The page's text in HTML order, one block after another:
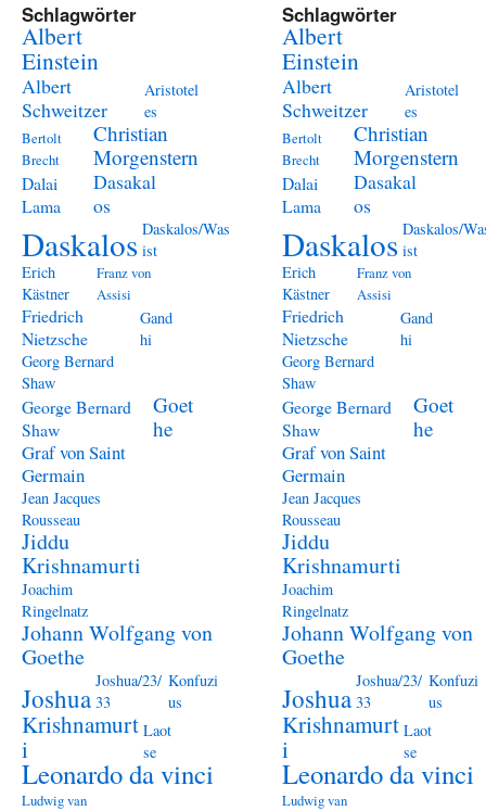
Schlagwörter
Albert
Einstein
Albert
Schweitzer
Aristotel
es
Bertolt
Brecht
Christian
Morgenstern
Dalai
Lama
Dasakal
os
Daskalos Daskalos/Was
ist
Erich
Kästner
Franz von
Assisi
Friedrich
Nietzsche
Gand
hi
Georg Bernard
Shaw
George Bernard
Shaw
Goet
he
Graf von Saint
Germain
Jean Jacques
Rousseau
Jiddu
Krishnamurti
Joachim
Ringelnatz
Johann Wolfgang von
Goethe
Joshua
Joshua/23/
33
Konfuzi
us
Krishnamurt
i
Laot
se
Leonardo da vinci
Ludwig van
Schlagwörter
Albert
Einstein
Albert
Schweitzer
Aristotel
es
Bertolt
Brecht
Christian
Morgenstern
Dalai
Lama
Dasakal
os
Daskalos Daskalos/
ist
Erich
Kästner
Franz von
Assisi
Friedrich
Nietzsche
Gand
hi
Georg Bernard
Shaw
George Bernard
Shaw
Goet
he
Graf von Saint
Germain
Jean Jacques
Rousseau
Jiddu
Krishnamurti
Joachim
Ringelnatz
Johann Wolfgang von
Goethe
Joshua
Joshua/23/
33
Konfuzi
us
Krishnamurt
i
Laot
se
Leonardo da vinci
Ludwig van